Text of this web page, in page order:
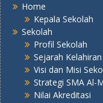
Home
Kepala Sekolah
Sekolah
Profil Sekolah
Sejarah Kelahiran
Visi dan Misi
Strategi SMA Al-
Nilai Akreditasi